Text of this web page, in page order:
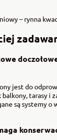
– rynna
jest do
tarasy i
są systemy o